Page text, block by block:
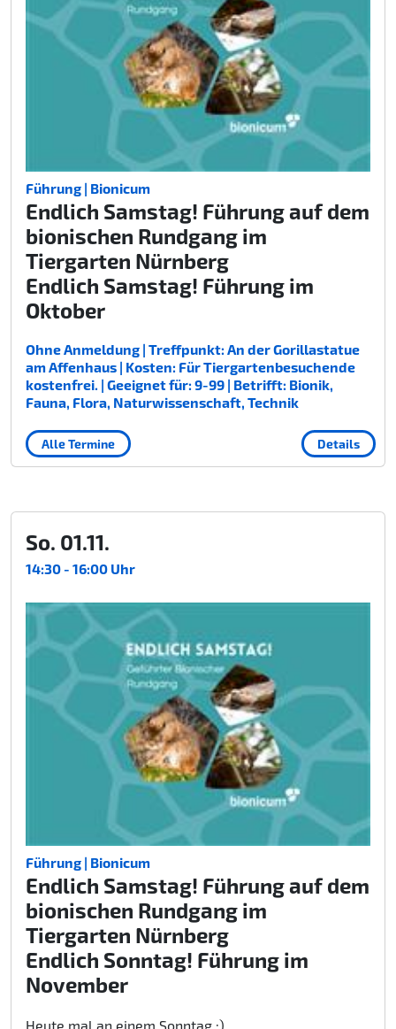
Führung | Bionicum
Endlich Samstag! Führung auf dem
bionischen Rundgang im
Tiergarten Nürnberg
Endlich Samstag! Führung im
Oktober
Ohne Anmeldung | Treffpunkt: An der Gorillastatue
am Affenhaus | Kosten: Für Tiergartenbesuchende
kostenfrei. | Geeignet für: 9-99 | Betrifft: Bionik,
Fauna, Flora, Naturwissenschaft, Technik
Details
Alle Termine
So. 01.11.
14:30 - 16:00 Uhr
Führung | Bionicum
Endlich Samstag! Führung auf dem
bionischen Rundgang im
Tiergarten Nürnberg
Endlich Sonntag! Führung im
November
Heute mal an einem Sonntag :)